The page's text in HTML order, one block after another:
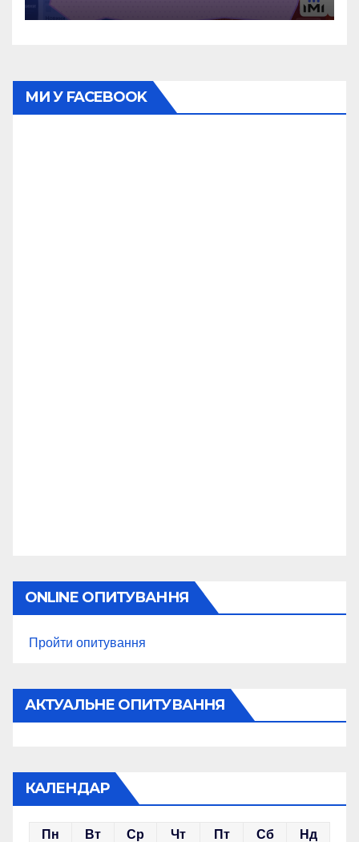
МИ У FACEBOOK
ONLINE ОПИТУВАННЯ
Пройти опитування
АКТУАЛЬНЕ ОПИТУВАННЯ
КАЛЕНДАР
Пн Вт Ср Чт Пт Сб Нд